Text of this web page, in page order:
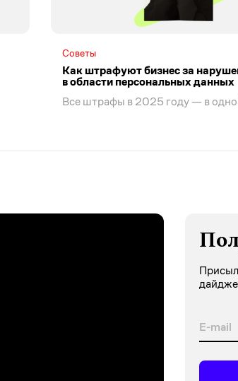
Советы
Как штрафуют бизнес за
в области персональных данных
Все штрафы в 2025 году — в